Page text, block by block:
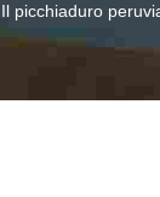
Il picchiaduro